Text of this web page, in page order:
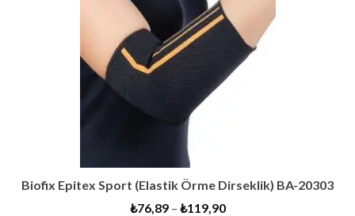
Biofix Epitex Sport (Elastik Örme Dirseklik) BA-20303
₺76,89– ₺119,90